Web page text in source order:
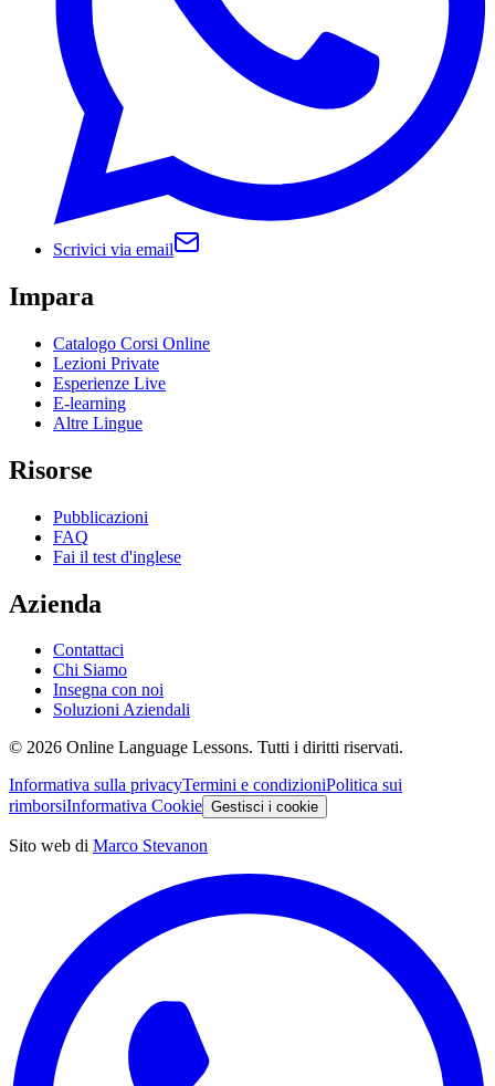
Scrivici via email
Impara
Catalogo Corsi Online
Lezioni Private
Esperienze Live
E-learning
Altre Lingue
Risorse
Pubblicazioni
FAQ
Fai il test d'inglese
Azienda
Contattaci
Chi Siamo
Insegna con noi
Soluzioni Aziendali
© 2026 Online Language Lessons. Tutti i diritti riservati.
Informativa sulla privacyTermini e condizioniPolitica sui
rimborsiInformativa Cookie Gestisci i cookie
Sito web di Marco Stevanon